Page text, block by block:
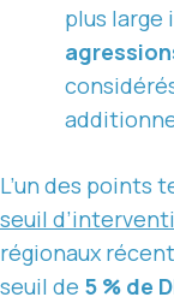
plus large
L’un des points
seuil
régionaux
seuil de 5 % de